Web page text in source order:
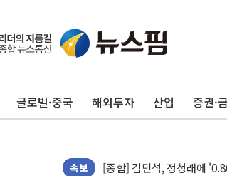
글로벌·중국 해외투자 산업 증권·
속보
포항시 재난예산 40억 긴
[종합] 김민석, 정청래에